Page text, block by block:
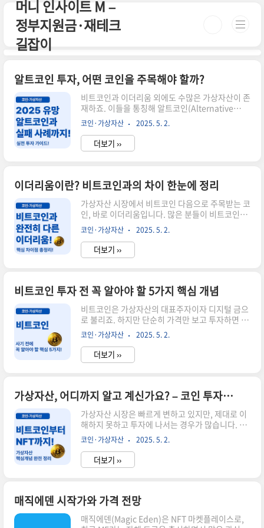
본문 바로가기
머니 인사이트 M –
정부지원금·재테크
길잡이
알트코인 투자, 어떤 코인을 주목해야 할까?
비트코인과 이더리움 외에도 수많은 가상자산이 존
재하죠. 이들을 통칭해 알트코인(Alternative
Coin)이라고 부르는데요, 현재까지 발행된 코인 수
는 20,000개가 넘습니다. 하지만 그 중 투자 가치
가 있는 프로젝트는 손에 꼽힐 만큼 적어요. 오늘은
알트코인의 정의, 분류, 주요 코인, 투자 팁까지 폭
초기에는 라이트코인, 리플 정도였지만 지금은
NFT, 게임코인, 탈중앙화 앱 토큰 등으로 다양해졌
습니다. 투자자는 어떤 기술을 기반으로 만들어졌
는지, 실사용처가 있는지에 따라 구분해서 봐야 합
니다.📊 알트코인의 주요 분류유틸리티 토큰: 특정
서비스 내에서만 사용되는 코인 (ex. BAT, CHZ)스
테이블코인..
코인·가상자산 2025. 5. 2.
더보기 ››
이더리움이란? 비트코인과의 차이 한눈에 정리
가상자산 시장에서 비트코인 다음으로 주목받는 코
인, 바로 이더리움입니다. 많은 분들이 비트코인과
비슷하다고 생각하지만, 이더리움은 '플랫폼'이라
는 점에서 전혀 다른 방향성을 갖고 있어요. 오늘은
두 자산의 근본적인 차이와 이더리움이 가진 기술
적 특징, 투자 시 유의할 점까지 풍부하게 정리해볼
계약 실행, 플랫폼최대 발행량21,000,000개무제
한 (연간 발행 한도 있음)합의 방식작업증명(PoW)
지분증명(PoS)계정 구조UTXO 기반계정/잔고 기
반스마트 계약불가능가능🧠 스마트 계약과 dApp
생태계이더리움의 핵심은 스마트 계약(Smart
Contract)입니다. 이는 사람이 개입하지 않아도 조
건만 충족되면 자동..
코인·가상자산 2025. 5. 2.
더보기 ››
비트코인 투자 전 꼭 알아야 할 5가지 핵심 개념
비트코인은 가상자산의 대표주자이자 디지털 금으
로 불리죠. 하지만 단순히 가격만 보고 투자하면 위
험할 수 있어요. 오늘은 비트코인에 투자하기 전 반
드시 알아야 할 핵심 개념 5가지를 실제 사례와 함
께 쉽게 정리해드릴게요.📌 1. 공급량은 한정되어
있다 (21만 개)비트코인은 총 발행량이 2,100만 개
날수록 가치가 상승할 수 있죠. 특히 금처럼 실물이
없지만 블록체인으로 기록된 고정 총량이 매력입니
다.📌 2. 반감기(Halving)는 왜 중요할까?약 4년
마다 비트코인 채굴 보상이 절반으로 줄어요. 이때
마다 공급이 줄어들고, 가격이 장기적으로 오르는
경향이 있습니다. 2024년에도 반감기가 있었고,
과거의 사..
코인·가상자산 2025. 5. 2.
더보기 ››
가상자산, 어디까지 알고 계신가요? – 코인 투자의 핵심 가이드 총정리
가상자산 시장은 빠르게 변하고 있지만, 제대로 이
해하지 못하고 투자에 나서는 경우가 많습니다. 이
글에서는 비트코인과 이더리움을 포함한 주요 코인
개념부터, 디파이(DeFi), NFT, CBDC 등 최근 주
목받는 트렌드까지 가상자산의 핵심 개념을 총정리
해드릴게요!📌 코인과 토큰의 차이코인: 자체 블록
스왑, 체인링크)💡 알아두면 좋은 핵심 용어디파이
(DeFi): 탈중앙화 금융 시스템. 중개자 없이 금융거
래 가능NFT: 대체 불가능한 토큰, 디지털 소유권을
코인·가상자산 2025. 5. 2.
더보기 ››
매직에덴 시작가와 가격 전망
매직에덴(Magic Eden)은 NFT 마켓플레이스로,